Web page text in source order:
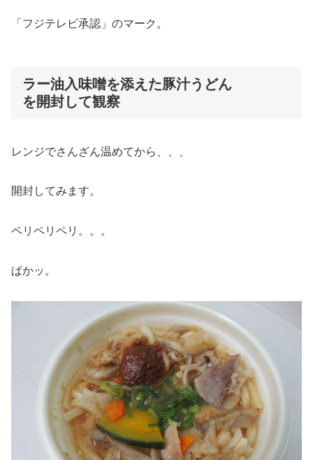
「フジテレビ承認」のマーク。
ラー油入味噌を添えた豚汁うどん
を開封して観察
レンジでさんざん温めてから、、、
開封してみます。
ペリペリペリ。。。
ぱかッ。